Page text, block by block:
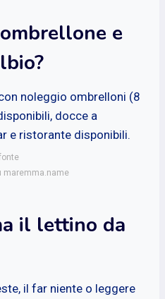
e
noleggio ombrelloni (8
docce a
e ristorante disponibili.
maremma.name
il lettino da
il far niente o leggere